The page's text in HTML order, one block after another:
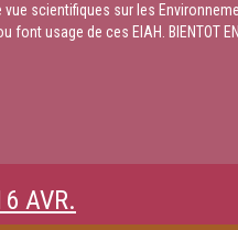
scientifiques sur les
usage de ces EIAH. BIENTOT EN
AVR.